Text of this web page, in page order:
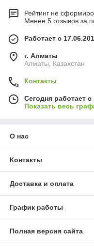
Рейтинг не
Менее 5 отзывов за
Работает с
г. Алматы
Алматы, Казахстан
Контакты
Сегодня работает
Показать весь
О нас
Контакты
Доставка и оплата
График работы
Полная версия сайта